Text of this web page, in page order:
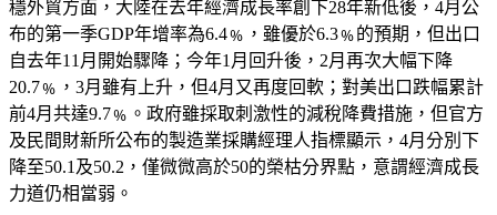
穩外貿方面，大陸在去年經濟成長率創下28年新低後，4月公
布的第一季GDP年增率為6.4﹪，雖優於6.3﹪的預期，但出口
自去年11月開始驟降；今年1月回升後，2月再次大幅下降
20.7﹪，3月雖有上升，但4月又再度回軟；對美出口跌幅累計
前4月共達9.7﹪。政府雖採取刺激性的減稅降費措施，但官方
及民間財新所公布的製造業採購經理人指標顯示，4月分別下
降至50.1及50.2，僅微微高於50的榮枯分界點，意謂經濟成長
力道仍相當弱。